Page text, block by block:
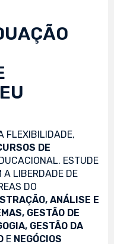
FLEXIBILIDADE,
DE
ESTUDE
A LIBERDADE DE
DO
ANÁLISE E
GESTÃO DE
GESTÃO DA
E NEGÓCIOS